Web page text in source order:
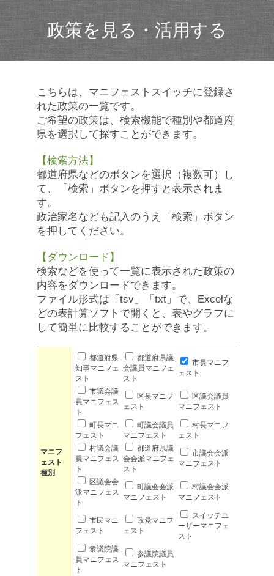
政策を見る・活用する
こちらは、マニフェストスイッチに登録さ
れた政策の一覧です。
ご希望の政策は、検索機能で種別や都道府
県を選択して探すことができます。
【検索方法】
都道府県などのボタンを選択（複数可）し
て、「検索」ボタンを押すと表示されま
す。
政治家名なども記入のうえ「検索」ボタン
を押してください。
【ダウンロード】
検索などを使って一覧に表示された政策の
内容をダウンロードできます。
ファイル形式は「tsv」「txt」で、Excelな
どの表計算ソフトで開くと、表やグラフに
して簡単に比較することができます。
マニフ
ェスト
種別
都道府県
知事マニフェ
スト
都道府県議
会議員マニフェ
スト
市長マニフ
ェスト
市議会議
員マニフェス
ト
区長マニフ
ェスト
区議会議員
マニフェスト
町長マニ
フェスト
町議会議員
マニフェスト
村長マニフ
ェスト
村議会議
員マニフェス
ト
都道府県議
会会派マニフェ
スト
市議会会派
マニフェスト
区議会会
派マニフェス
ト
町議会会派
マニフェスト
村議会会派
マニフェスト
市民マニ
フェスト
政党マニフ
ェスト
スイッチユ
ーザーマニフェ
スト
衆議院議
員マニフェス
ト
参議院議員
マニフェスト